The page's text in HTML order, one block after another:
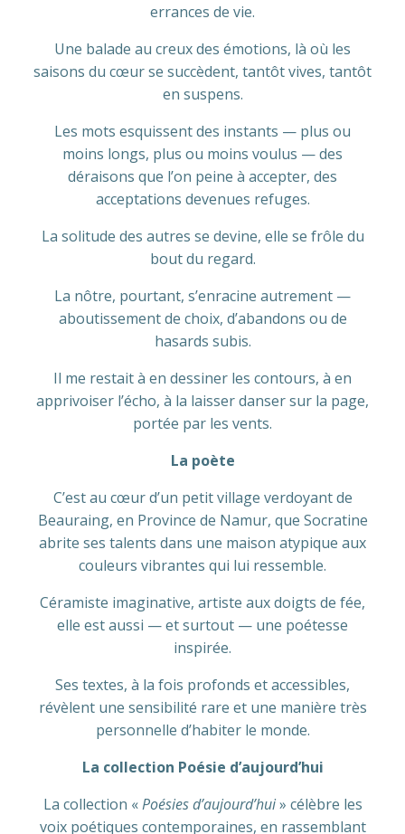
errances de vie.
Une balade au creux des émotions, là où les
saisons du cœur se succèdent, tantôt vives, tantôt
en suspens.
Les mots esquissent des instants — plus ou
moins longs, plus ou moins voulus — des
déraisons que l’on peine à accepter, des
acceptations devenues refuges.
La solitude des autres se devine, elle se frôle du
bout du regard.
La nôtre, pourtant, s’enracine autrement —
aboutissement de choix, d’abandons ou de
hasards subis.
Il me restait à en dessiner les contours, à en
apprivoiser l’écho, à la laisser danser sur la page,
portée par les vents.
La poète
C’est au cœur d’un petit village verdoyant de
Beauraing, en Province de Namur, que Socratine
abrite ses talents dans une maison atypique aux
couleurs vibrantes qui lui ressemble.
Céramiste imaginative, artiste aux doigts de fée,
elle est aussi — et surtout — une poétesse
inspirée.
Ses textes, à la fois profonds et accessibles,
révèlent une sensibilité rare et une manière très
personnelle d’habiter le monde.
La collection Poésie d’aujourd’hui
La collection «Poésies d’aujourd’hui» célèbre les
voix poétiques contemporaines, en rassemblant